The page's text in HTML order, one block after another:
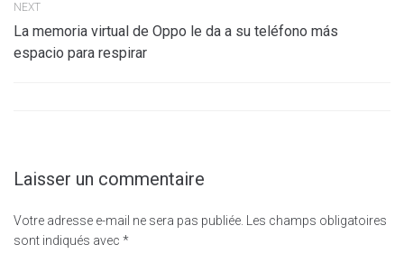
NEXT
La memoria virtual de Oppo le da a su teléfono más
espacio para respirar
Laisser un commentaire
Votre adresse e-mail ne sera pas publiée.
Les champs obligatoires
sont indiqués avec *